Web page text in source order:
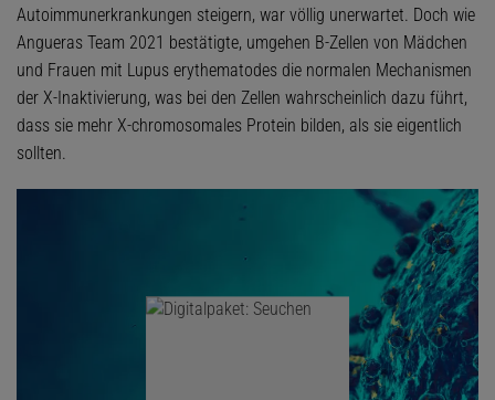
Autoimmunerkrankungen steigern, war völlig unerwartet. Doch wie
Angueras Team 2021 bestätigte, umgehen B-Zellen von Mädchen
und Frauen mit Lupus erythematodes die normalen Mechanismen
der X-Inaktivierung, was bei den Zellen wahrscheinlich dazu führt,
dass sie mehr X-chromosomales Protein bilden, als sie eigentlich
sollten.